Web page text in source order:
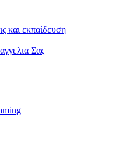
και εκπαίδευση
Σας